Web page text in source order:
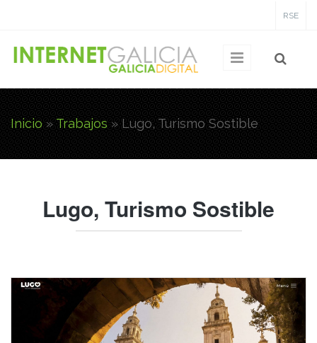
RSE
Usted está aquí
Inicio » Trabajos » Lugo, Turismo Sostible
Lugo, Turismo Sostible